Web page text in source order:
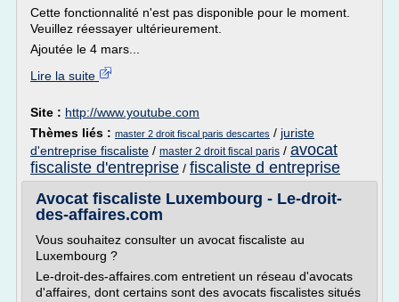
Cette fonctionnalité n'est pas disponible pour le moment.
Veuillez réessayer ultérieurement.
Ajoutée le 4 mars...
Lire la suite
Site : http://www.youtube.com
Thèmes liés : master 2 droit fiscal paris descartes / juriste
d'entreprise fiscaliste / master 2 droit fiscal paris / avocat
fiscaliste d'entreprise / fiscaliste d entreprise
Avocat fiscaliste Luxembourg - Le-droit-
des-affaires.com
Vous souhaitez consulter un avocat fiscaliste au
Luxembourg ?
Le-droit-des-affaires.com entretient un réseau d'avocats
d'affaires, dont certains sont des avocats fiscalistes situés